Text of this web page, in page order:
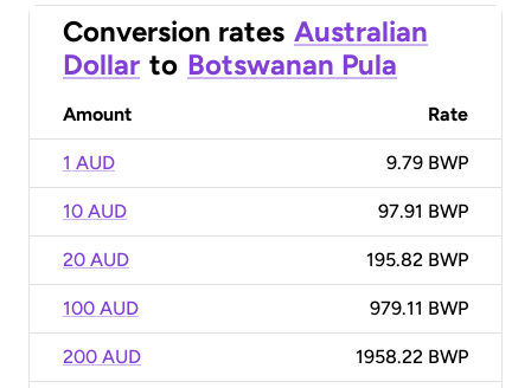
Conversion rates Australian
Dollar to Botswanan Pula
Amount Rate
1 AUD 9.79 BWP
10 AUD 97.91 BWP
20 AUD 195.82 BWP
100 AUD 979.11 BWP
200 AUD 1958.22 BWP